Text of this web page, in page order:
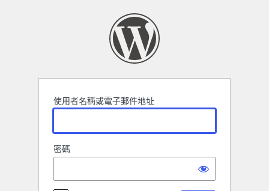
使用者名稱或電子郵件地址
密碼